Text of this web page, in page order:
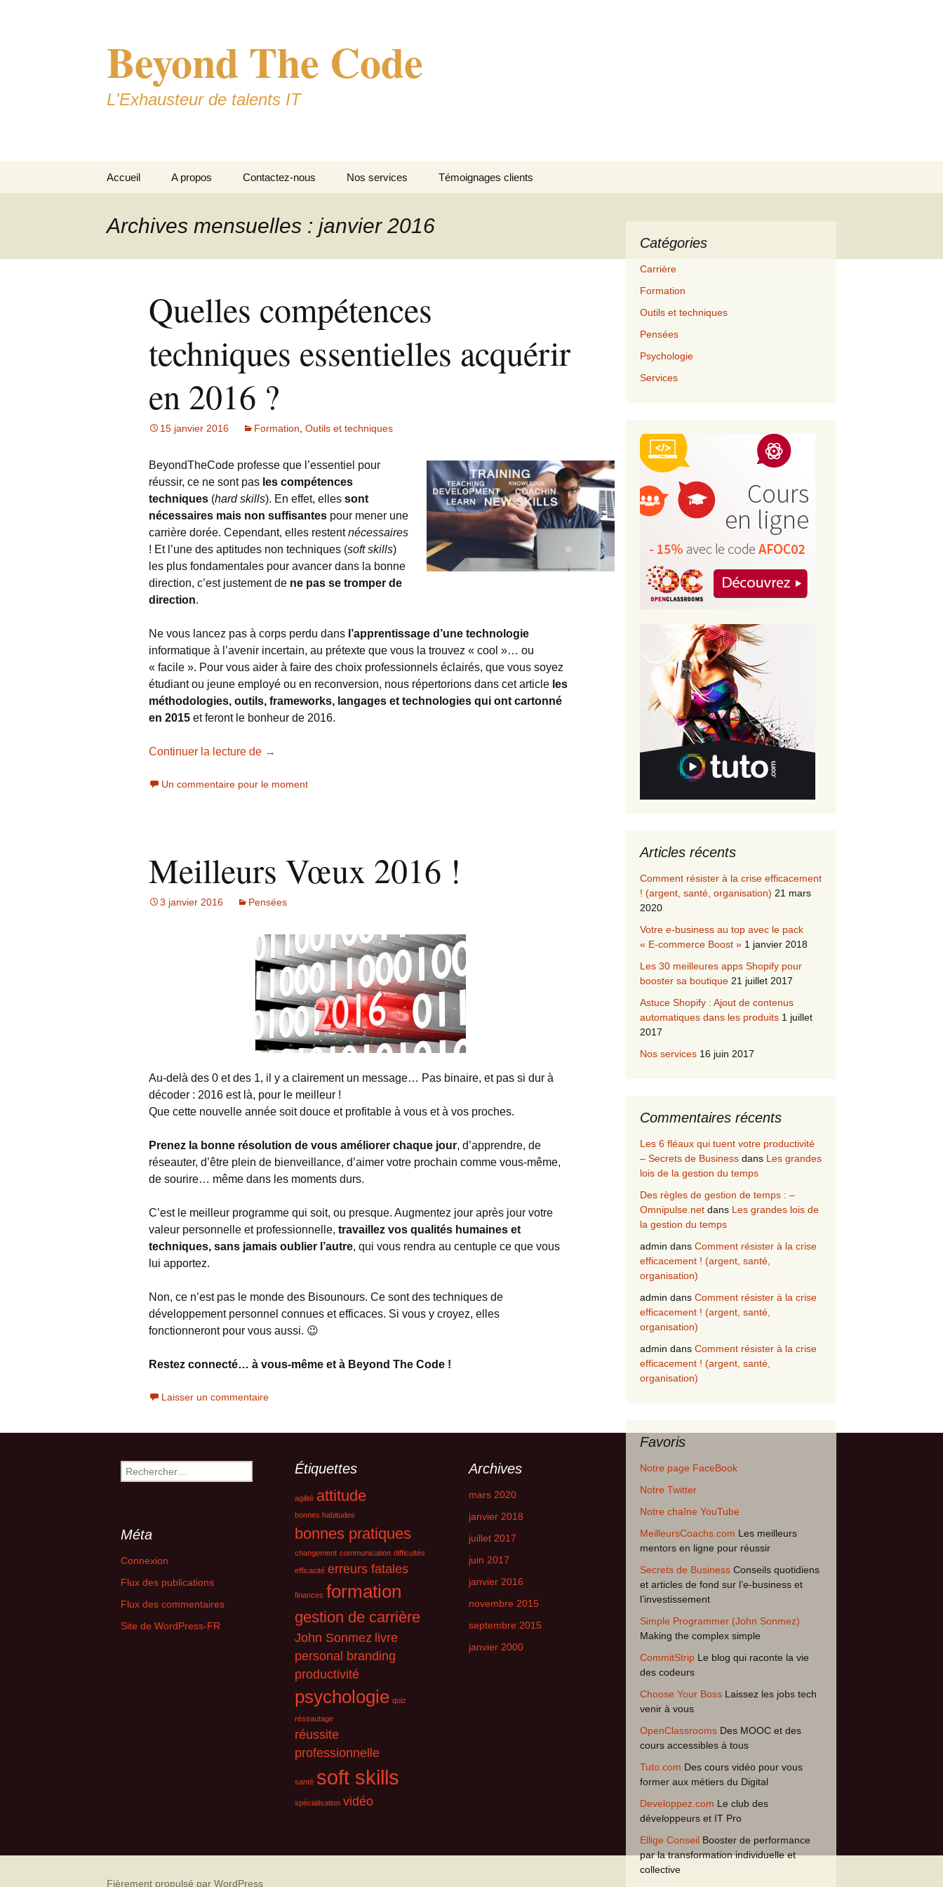
Beyond The Code
L'Exhausteur de talents IT
Accueil A propos Contactez-nous Nos services
Ressources
Translator
Témoignages clients
Archives mensuelles : janvier 2016
Quelles compétences
techniques essentielles acquérir
en 2016 ?
15 janvier 2016 Formation Outils et techniques
BeyondTheCode professe que l’essentiel pour
réussir, ce ne sont pas les compétences
techniques (hard skills). En effet, elles sont
nécessaires mais non suffisantes pour mener une
carrière dorée. Cependant, elles restentnécessaires
! Et l’une des aptitudes non techniques (soft skills)
les plus fondamentales pour avancer dans la bonne
direction, c’est justement de ne pas se tromper de
direction.
Ne vous lancez pas à corps perdu dans l’apprentissage d’une technologie
informatique à l’avenir incertain, au prétexte que vous la trouvez « cool »… ou
« facile ». Pour vous aider à faire des choix professionnels éclairés, que vous soyez
étudiant ou jeune employé ou en reconversion, nous répertorions dans cet article les
méthodologies, outils, frameworks, langages et technologies qui ont cartonné
en 2015 et feront le bonheur de 2016.
Continuer la lecture de Quelles compétences techniques essentielles acquérir en 2016 ?
→
Un commentaire pour le moment
Meilleurs Vœux 2016 !
3 janvier 2016 Pensées
Au-delà des 0 et des 1, il y a clairement un message… Pas binaire, et pas si dur à
décoder : 2016 est là, pour le meilleur !
Que cette nouvelle année soit douce et profitable à vous et à vos proches.
Prenez la bonne résolution de vous améliorer chaque jour, d’apprendre, de
réseauter, d’être plein de bienveillance, d’aimer votre prochain comme vous-même,
de sourire… même dans les moments durs.
C’est le meilleur programme qui soit, ou presque. Augmentez jour après jour votre
valeur personnelle et professionnelle, travaillez vos qualités humaines et
techniques, sans jamais oublier l’autre, qui vous rendra au centuple ce que vous
lui apportez.
Non, ce n’est pas le monde des Bisounours. Ce sont des techniques de
développement personnel connues et efficaces. Si vous y croyez, elles
fonctionneront pour vous aussi. 😉
Restez connecté… à vous-même et à Beyond The Code !
Laisser un commentaire
Catégories
Carrière
Formation
Outils et techniques
Pensées
Psychologie
Services
Articles récents
Comment résister à la crise efficacement
! (argent, santé, organisation) 21 mars
2020
Votre e-business au top avec le pack
« E-commerce Boost » 1 janvier 2018
Les 30 meilleures apps Shopify pour
booster sa boutique 21 juillet 2017
Astuce Shopify : Ajout de contenus
automatiques dans les produits 1 juillet
2017
Nos services 16 juin 2017
Commentaires récents
Les 6 fléaux qui tuent votre productivité
– Secrets de Business dans Les grandes
lois de la gestion du temps
Des règles de gestion de temps : –
Omnipulse.net dans Les grandes lois de
la gestion du temps
admin dans Comment résister à la crise
efficacement ! (argent, santé,
organisation)
admin dans Comment résister à la crise
efficacement ! (argent, santé,
organisation)
admin dans Comment résister à la crise
efficacement ! (argent, santé,
organisation)
Favoris
Notre page FaceBook
Notre Twitter
Notre chaîne YouTube
MeilleursCoachs.com Les meilleurs
mentors en ligne pour réussir
Secrets de Business Conseils quotidiens
et articles de fond sur l’e-business et
l’investissement
Simple Programmer (John Sonmez)
Making the complex simple
CommitStrip Le blog qui raconte la vie
des codeurs
Choose Your Boss Laissez les jobs tech
venir à vous
OpenClassrooms Des MOOC et des
cours accessibles à tous
Tuto.com Des cours vidéo pour vous
former aux métiers du Digital
Developpez.com Le club des
développeurs et IT Pro
Ellige Conseil Booster de performance
par la transformation individuelle et
collective
Rechercher : Étiquettes
agilité attitude
bonnes habitudes
bonnes pratiques
changement communication difficultés
efficacité erreurs fatales
finances formation
gestion de carrière
John Sonmez livre
personal branding
productivité
psychologie quiz
réseautage
réussite
professionnelle
santé soft skills
spécialisation vidéo
Archives
mars 2020
janvier 2018
juillet 2017
juin 2017
janvier 2016
novembre 2015
septembre 2015
janvier 2000
Méta
Connexion
Flux des publications
Flux des commentaires
Site de WordPress-FR
Fièrement propulsé par WordPress